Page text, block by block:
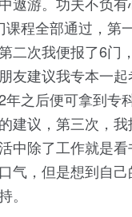
课程全部通过，第
二次我便报了6门
友建议我专本一
年之后便可拿到专
建议，第三次，
中除了工作就是
气，但是想到自
。